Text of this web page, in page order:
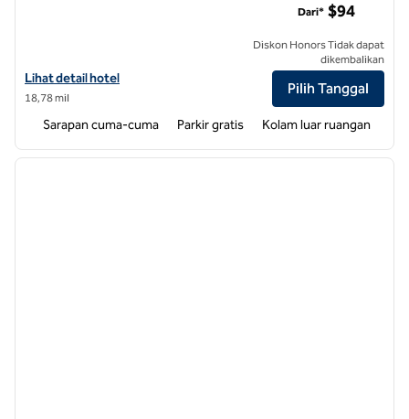
Lihat detail hotel untuk Hampton Inn Williamston
Lihat detail hotel
18,78 mil
Dari* $94
Diskon Honors Tidak dapat
dikembalikan
Pilih Tanggal
Sarapan cuma-cuma Parkir gratis Kolam luar ruangan
1 dari 12